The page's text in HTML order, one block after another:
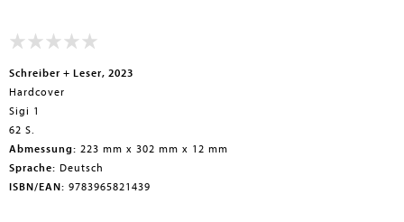
Schreiber + Leser, 2023
Hardcover
Sigi 1
62 S.
Abmessung: 223 mm x 302 mm x 12 mm
Sprache: Deutsch
ISBN/EAN: 9783965821439